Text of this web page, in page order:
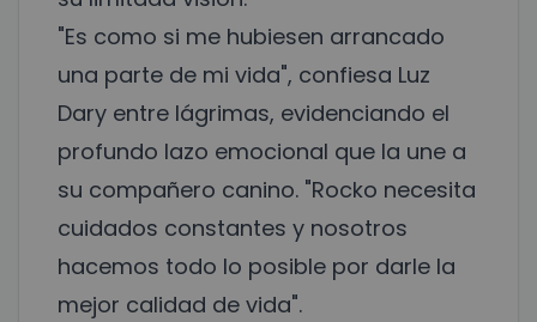
"Es como si me hubiesen arrancado
una parte de mi vida", confiesa Luz
Dary entre lágrimas, evidenciando el
profundo lazo emocional que la une a
su compañero canino. "Rocko necesita
cuidados constantes y nosotros
hacemos todo lo posible por darle la
mejor calidad de vida".